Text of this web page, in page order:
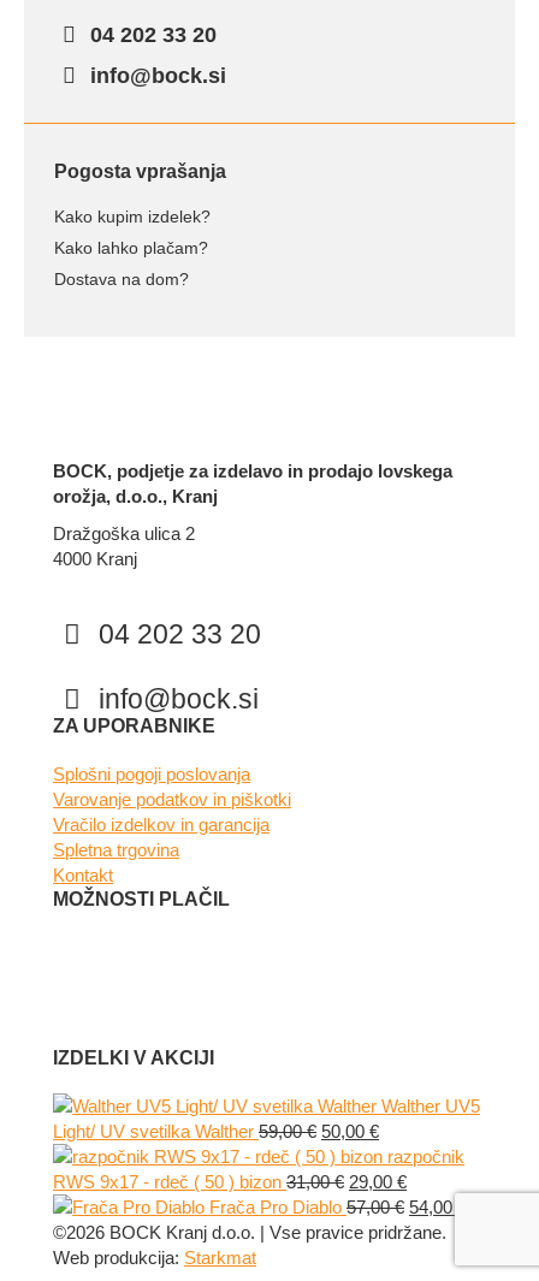
04 202 33 20
info@bock.si
Pogosta vprašanja
Kako kupim izdelek?
Kako lahko plačam?
Dostava na dom?
BOCK, podjetje za izdelavo in prodajo lovskega
orožja, d.o.o., Kranj
Dražgoška ulica 2
4000 Kranj
04 202 33 20
info@bock.si
Facebook
Instagram
ZA UPORABNIKE
Splošni pogoji poslovanja
Varovanje podatkov in piškotki
Vračilo izdelkov in garancija
Spletna trgovina
Kontakt
MOŽNOSTI PLAČIL
IZDELKI V AKCIJI
Walther UV5
Light/ UV svetilka Walther 59,00€ Izvirna
cena
je
bila:
59,00 €.
50,00 €Trenutna
cena
je:
50,00 €.
razpočnik
RWS 9x17 - rdeč ( 50 ) bizon 31,00€ Izvirna
cena
je
29,00 €Trenutna
cena
je:
Frača Pro Diablo 57,00€ Izvirna
cena
54,00
©2026 BOCK Kranj d.o.o. | Vse pravice pridržane.
Web produkcija: Starkmat